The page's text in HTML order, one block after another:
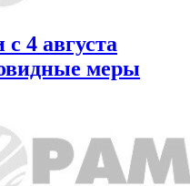
4 августа
меры